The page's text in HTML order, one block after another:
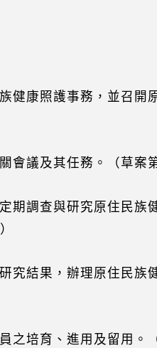
健康照護事務，並召開
會議及其任務。（草案
期調查與研究原住民族
究結果，辦理原住民族
之培育、進用及留用。